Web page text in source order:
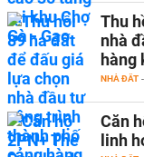
Thu
nhà
hàng
NHÀ ĐẤT -
Căn
linh